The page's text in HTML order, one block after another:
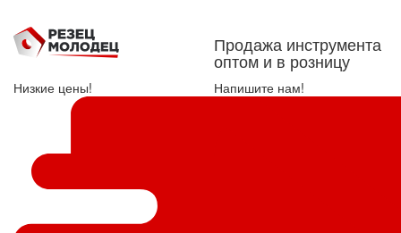
Продажа инструмента
оптом и в розницу
Низкие цены! Напишите нам!